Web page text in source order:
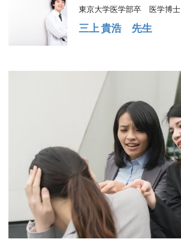
東京大学医学部卒 医学博士
三上 貴浩 先生